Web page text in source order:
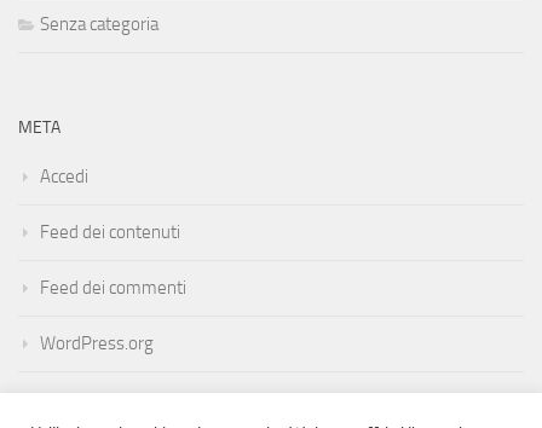
Senza categoria
META
Accedi
Feed dei contenuti
Feed dei commenti
WordPress.org